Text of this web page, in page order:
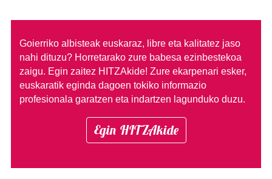
Goierriko albisteak euskaraz, libre eta kalitatez jaso
nahi dituzu? Horretarako zure babesa ezinbestekoa
zaigu. Egin zaitez HITZAkide! Zure ekarpenari esker,
euskaratik eginda dagoen tokiko informazio
profesionala garatzen eta indartzen lagunduko duzu.
Egin HITZAkide